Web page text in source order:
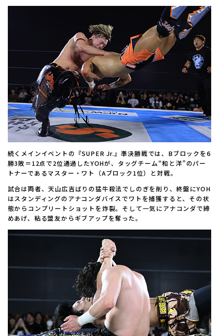
続くメインイベントの『SUPER Jr.』準決勝戦では、Bブロックを6
勝3敗＝12点で2位通過したYOHが、タッグチーム“和と洋”のパー
トナーであるマスター・ワト（Aブロック1位）と対戦。
試合は両者、天山広吉ばりの猛牛殺法でしのぎを削り、終盤にYOH
はスタンディングのアナコンダバイスでワトを捕獲すると、その状
態からコンプリートショットを炸裂。そして一気にアナコンダで締
めあげ、粘る盟友からギブアップを奪った。